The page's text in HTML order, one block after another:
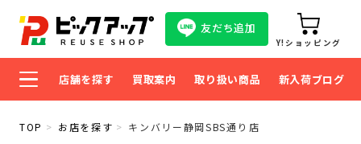
友だち追加
Y!ショッピング
店舗を探す 買取案内 取り扱い商品 新入荷ブログ
TOP お店を探す キンバリー静岡SBS通り店